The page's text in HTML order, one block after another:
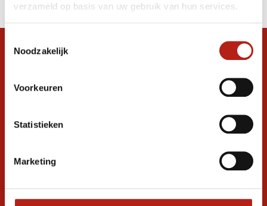
verzameld op basis van uw gebruik van hun services.
Noodzakelijk
Voorkeuren
Statistieken
Marketing
Sorteren op
Snel antwoord op je vraag?
graag verder. 24/7
Ontvang de nieuwste aanbiedingen en
Inschrijven voor